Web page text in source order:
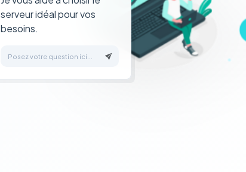
serveur idéal pour vos
besoins.
Posez votre question ici...